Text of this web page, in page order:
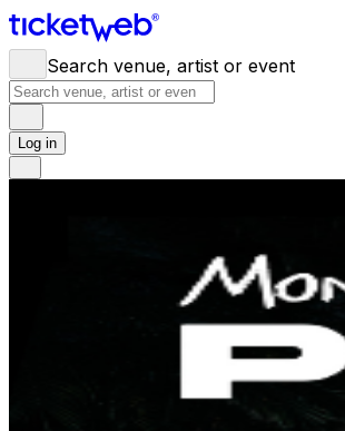
Search venue, artist or event
Log in